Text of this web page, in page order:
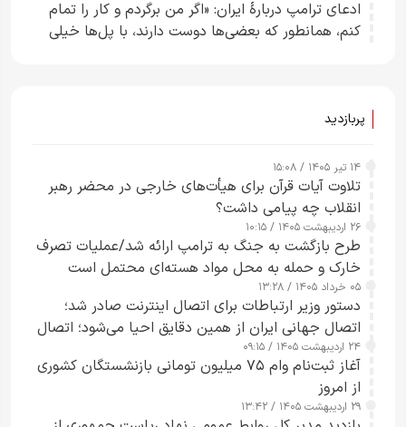
ادعای ترامپ دربارهٔ ایران: «اگر من برگردم و کار را تمام
کنم، همانطور که بعضی‌ها دوست دارند، با پل‌ها خیلی
پربازدید
۱۴ تیر ۱۴۰۵ / ۱۵:۰۸
تلاوت آیات قرآن برای هیأت‌های خارجی در محضر رهبر
انقلاب چه پیامی داشت؟
۲۶ اردیبهشت ۱۴۰۵ / ۱۰:۱۵
طرح‌ بازگشت به جنگ به ترامپ ارائه شد/عملیات تصرف
خارک و حمله به محل مواد هسته‌ای محتمل است
۰۵ خرداد ۱۴۰۵ / ۱۳:۲۸
دستور وزیر ارتباطات برای اتصال اینترنت صادر شد؛
اتصال جهانی ایران از همین دقایق احیا می‌شود؛ اتصال
کامل مردم تا ۲۴ ساعت آینده
۲۴ اردیبهشت ۱۴۰۵ / ۰۹:۱۵
آغاز ثبت‌نام وام ۷۵ میلیون تومانی بازنشستگان کشوری
از امروز
۲۹ اردیبهشت ۱۴۰۵ / ۱۳:۴۲